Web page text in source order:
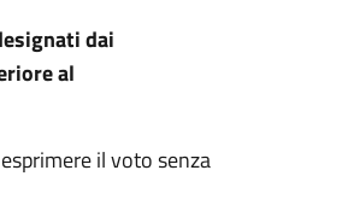
dai
al
il voto senza